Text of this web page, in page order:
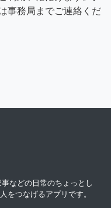
事務局までご連絡くだ
などの日常のちょっとし
をつなげるアプリです。